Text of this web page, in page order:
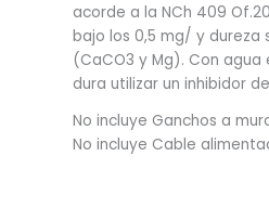
acorde a la NCh 409
bajo los 0,5 mg/ y dureza
(CaCO3 y Mg). Con
dura utilizar un inhibidor
No incluye Ganchos a
No incluye Cable